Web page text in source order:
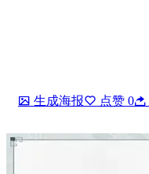
生成海报 点赞 0